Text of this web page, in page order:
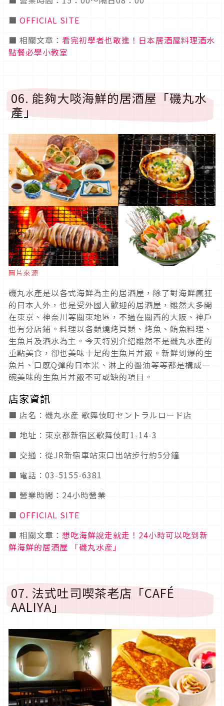
■ OFFICIAL SITE
■ 相關文章： 看完初學者也敢進！日本居酒屋料理酒水
點餐必學小教室
06. 能夠大啖海鮮的居酒屋「磯丸水
產」
圖片來源
磯丸水產是以各式海鮮為主的居酒屋，除了對海鮮瘋狂
的日本人外，也是受外國人歡迎的居酒屋，雖然大多開
在東京、神奈川等關東地區，不過在關西的大阪、神戶
也有分店鋪。料理以各類燒烤貝類、烤魚、鮪魚料理、
生魚片及酒水為主。今天特別介紹雖然不是磯丸水產的
重點美食，卻也美味十足的生魚片丼飯。新鮮到爆的生
魚片、口感Q彈的日本米、淋上的醬油等等都是構成一
碗美味的生魚片丼飯不可或缺的項目。
店家資訊
■ 店名：磯丸水産 歌舞伎町セントラルロード店
■ 地址：東京都新宿区歌舞伎町1-14-3
■ 交通：從JR新宿車站東口出站步行約5分鐘
■ 電話：03-5155-6381
■ 營業時間：24小時營業
■ OFFICIAL SITE
■ 相關文章： 想吃海鮮說走就走！24小時可以吃到新
鮮海鮮的居酒屋 「磯丸水産」
07. 法式吐司喫茶老店「CAFÉ
AALIYA」